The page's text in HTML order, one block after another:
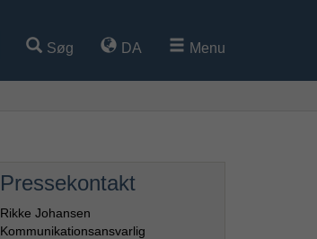
Søg DA Menu
Pressekontakt
Rikke Johansen
Kommunikationsansvarlig